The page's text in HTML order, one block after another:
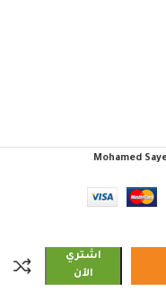
Mohamed
.
اشتري
الآن